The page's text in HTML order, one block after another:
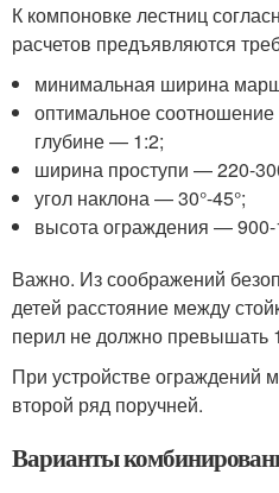
К компоновке лестниц
расчетов предъявляются
минимальная ширина
оптимальное
глубине — 1:2;
ширина проступи — 220-
угол наклона — 30°-45°;
высота ограждения —
Важно. Из соображений
детей расстояние между
перил не должно превышать
При устройстве ограждений
второй ряд поручней.
Варианты